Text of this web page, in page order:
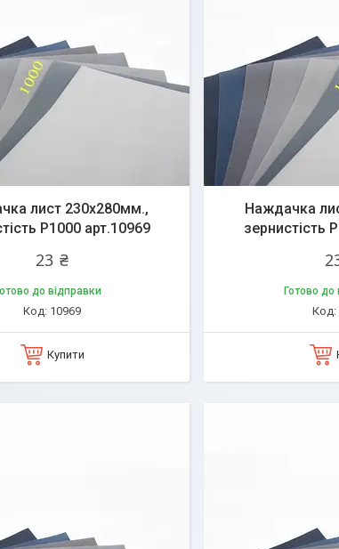
лист 230х280мм.,
P1000 арт.10969
23 ₴
до відправки
10969
Купити
Наждачка
зернистість
Готово до